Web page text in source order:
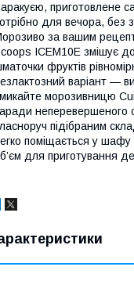
приготовлене
для вечора, без
за вашим
ICEM10E змішує
фруктів
варіант —
морозивницю
неперевершеного
підібраним
поміщається у
для приготування